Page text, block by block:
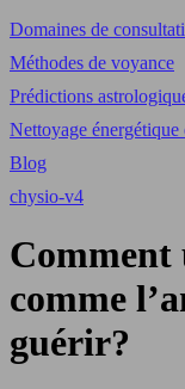
Domaines de
Méthodes de voyance
Prédictions
Nettoyage énergétique
Blog
chysio-v4
Comment
comme
guérir?